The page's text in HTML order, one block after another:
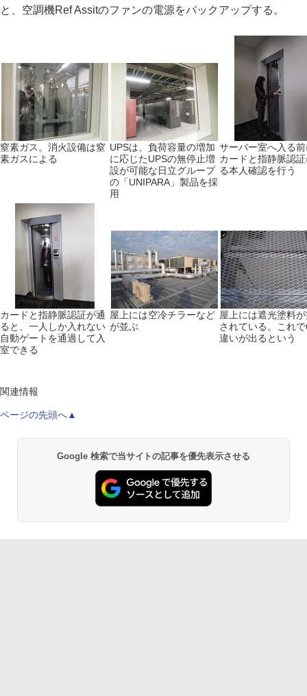
と、空調機Ref Assitのファンの電源をバックアップする。
窒素ガス。消火設備は窒
素ガスによる
UPSは、負荷容量の増加
に応じたUPSの無停止増
設が可能な日立グループ
の「UNIPARA」製品を採
用
サーバー室へ入る
カードと指静脈認
る本人確認を行う
カードと指静脈認証が通
ると、一人しか入れない
自動ゲートを通過して入
室できる
屋上には空冷チラーなど
が並ぶ
屋上には遮光塗料
されている。これ
違いが出るという
関連情報
ページの先頭へ▲
Google 検索で当サイトの記事を優先表示させる